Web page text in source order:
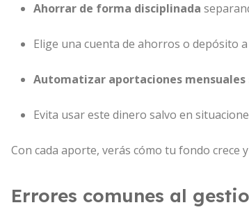
Ahorrar de forma disciplinada
Elige una cuenta de ahorros o depósito
Automatizar aportaciones mensuales
Evita usar este dinero salvo en
Con cada aporte, verás cómo tu fondo crece
Errores comunes al